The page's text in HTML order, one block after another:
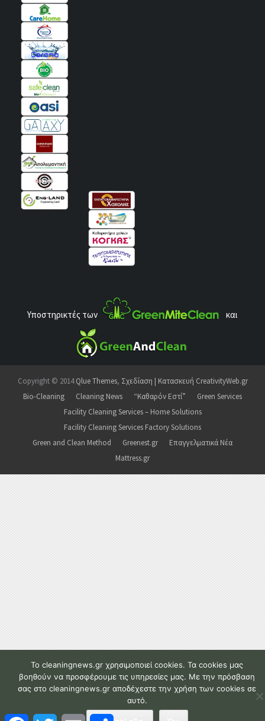
Υποστηρικτές των και
Copyright © 2014Qlue Themes, Σχεδίαση | Κατασκευή CreativityWeb.gr
Bio-Cleaning
Cleaning News “Καθαρόν Εστί”
Green Services
Facility Cleaning Services – Home Solutions
Facility Cleaning Services Factory Solutions
Green and Clean Method
Greenest.gr
Επαγγελματικά Νέα
Mattress.gr
T E
To cleaningnews.gr χρησιμοποιεί cookies. Τα cookies μας
βοηθούν να προσφέρουμε τις υπηρεσίες μας. Με την πρόσβαση
σας στο cleaningnews.gr αποδέχεστε την χρήση των cookies σε
αυτό.